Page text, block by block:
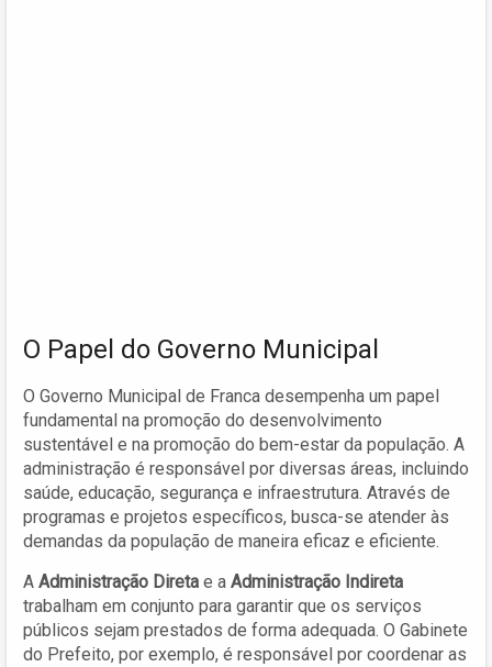
O Papel do Governo Municipal
O Governo Municipal de Franca desempenha um papel
fundamental na promoção do desenvolvimento
sustentável e na promoção do bem-estar da população. A
administração é responsável por diversas áreas, incluindo
saúde, educação, segurança e infraestrutura. Através de
programas e projetos específicos, busca-se atender às
demandas da população de maneira eficaz e eficiente.
A Administração Direta e a Administração Indireta
trabalham em conjunto para garantir que os serviços
públicos sejam prestados de forma adequada. O Gabinete
do Prefeito, por exemplo, é responsável por coordenar as